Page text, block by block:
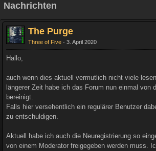
Nachrichten
The Purge
Three of Five 3. April 2020
Hallo,
auch wenn dies aktuell vermutlich nicht viele
längerer Zeit habe ich das Forum nun einmal von
bereinigt.
Falls hier versehentlich ein regulärer Benutzer
zu entschuldigen.
Aktuell habe ich auch die Neuregistrierung so
von einem Moderator freigegeben werden muss.